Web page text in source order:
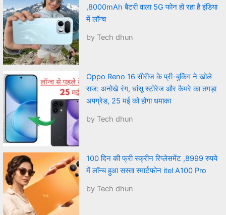
,8000mAh बैटरी वाला 5G फोन हो रहा है इंडिया
में लॉन्च
by Tech dhun
Oppo Reno 16 सीरीज के प्री-बुकिंग ने खोले
राज: अनोखे रंग, धांसू स्टोरेज और कैमरे का तगड़ा
अपग्रेड, 25 मई को होगा धमाका
by Tech dhun
100 दिन की फ्री स्क्रीन रिप्लेसमेंट ,8999 रुपये
में लॉन्च हुआ सस्ता स्मार्टफोन itel A100 Pro
by Tech dhun